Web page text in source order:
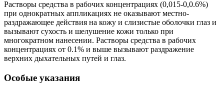
Растворы средства в рабочих концентрациях (0,015-0,0.6%)
при однократных аппликациях не оказывают местно-
раздражающее действия на кожу и слизистые оболочки глаз и
вызывают сухость и шелушение кожи только при
многократном нанесении. Растворы средства в рабочих
концентрациях oт 0.1% и выше вызывают раздражение
верхних дыхательных путей и глаз.
Особые указания